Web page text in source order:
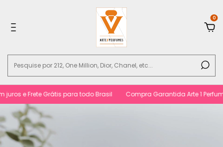
0
e Frete Grátis para todo Brasil Compra Garantida Arte 1